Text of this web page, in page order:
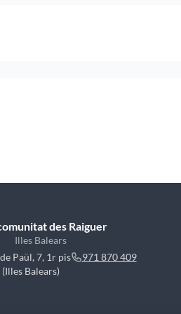
des Raiguer
Illes Balears
Paül, 7, 1r pis
Balears)
971 870 409